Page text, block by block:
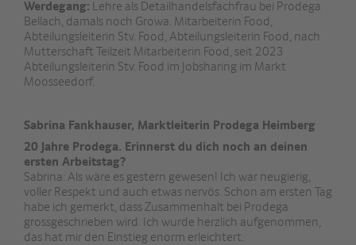
Werdegang: Lehre als Detailhandelsfachfrau bei Prodega
Bellach, damals noch Growa. Mitarbeiterin Food,
Abteilungsleiterin Stv. Food, Abteilungsleiterin Food, nach
Mutterschaft Teilzeit Mitarbeiterin Food, seit 2023
Abteilungsleiterin Stv. Food im Jobsharing im Markt
Moosseedorf.
Sabrina Fankhauser, Marktleiterin Prodega Heimberg
20 Jahre Prodega. Erinnerst du dich noch an deinen
ersten Arbeitstag?
Sabrina: Als wäre es gestern gewesen! Ich war neugierig,
voller Respekt und auch etwas nervös. Schon am ersten Tag
habe ich gemerkt, dass Zusammenhalt bei Prodega
grossgeschrieben wird. Ich wurde herzlich aufgenommen,
das hat mir den Einstieg enorm erleichtert.